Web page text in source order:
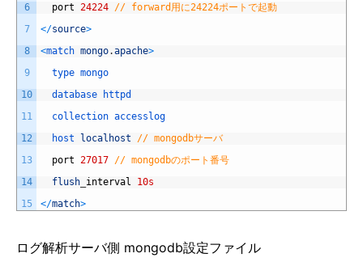
6
7
8
9
10
11
12
13
14
15
port
24224 // forward用に24224ポートで起動
</source>
<match mongo.apache>
type mongo
database
httpd
collection accesslog
host localhost
// mongodbサーバ
port
27017 // mongodbのポート番号
flush interval
10s
</match>
ログ解析サーバ側 mongodb設定ファイル